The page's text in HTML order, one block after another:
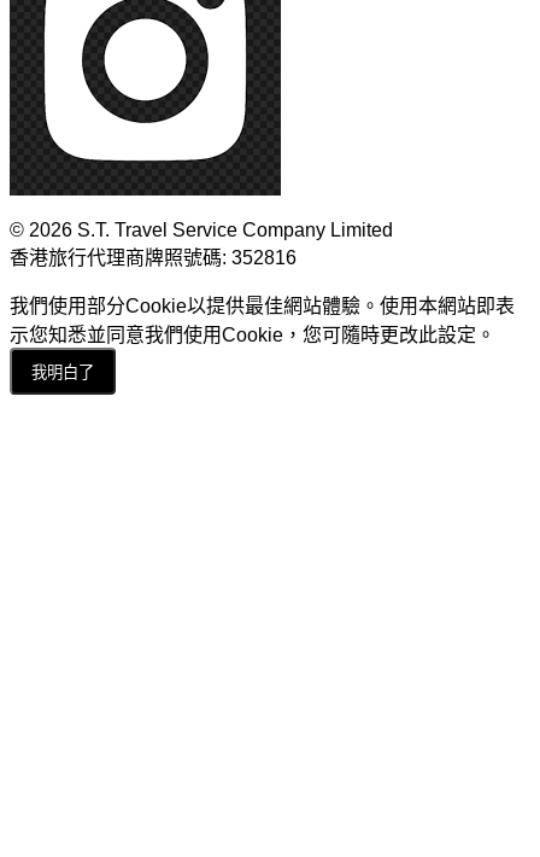
© 2026 S.T. Travel Service Company Limited
香港旅行代理商牌照號碼: 352816
我們使用部分Cookie以提供最佳網站體驗。使用本網站即表
示您知悉並同意我們使用Cookie，您可隨時更改此設定。
我明白了